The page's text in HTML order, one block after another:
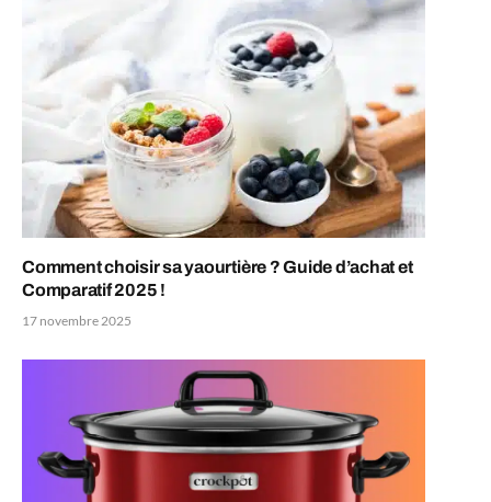
Comment choisir sa yaourtière ? Guide d’achat et
Comparatif 2025 !
17 novembre 2025